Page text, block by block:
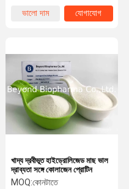
ভালো দাম
যোগাযোগ
খাদ্য দ্রবীভূত হাইড্রোলিজেড মাছ ভাল
দ্রাব্যতা সঙ্গে কোলাজেন প্রোটিন
MOQ:কোনটাতে